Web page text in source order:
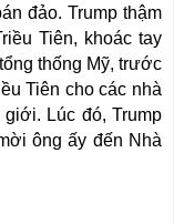
đảo. Trump thậm
Tiên, khoác tay
thống Mỹ, trước
Tiên cho các nhà
Lúc đó, Trump
ông ấy đến Nhà